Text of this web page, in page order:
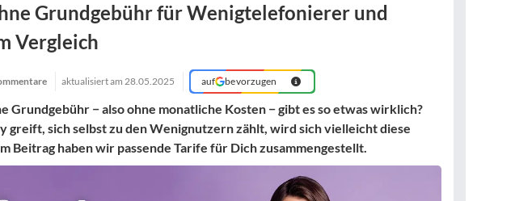
Grundgebühr für Wenigtelefonierer und
Vergleich
aktualisiert am 28.05.2025 auf bevorzugen
Grundgebühr − also ohne monatliche Kosten − gibt es so etwas wirklich?
greift, sich selbst zu den Wenignutzern zählt, wird sich vielleicht diese
Beitrag haben wir passende Tarife für Dich zusammengestellt.